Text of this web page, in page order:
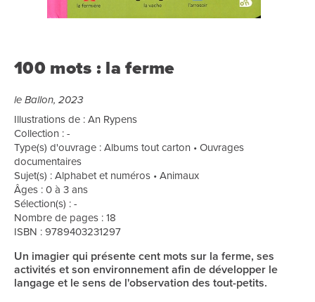
100 mots : la ferme
le Ballon, 2023
Illustrations de : An Rypens
Collection : -
Type(s) d'ouvrage : Albums tout carton • Ouvrages
documentaires
Sujet(s) : Alphabet et numéros • Animaux
Âges : 0 à 3 ans
Sélection(s) : -
Nombre de pages : 18
ISBN : 9789403231297
Un imagier qui présente cent mots sur la ferme, ses
activités et son environnement afin de développer le
langage et le sens de l'observation des tout-petits.